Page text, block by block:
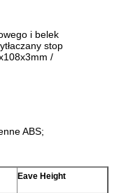
i belek
stop
/
ABS;
Eave Height